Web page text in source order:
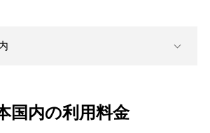
国内の利用料金